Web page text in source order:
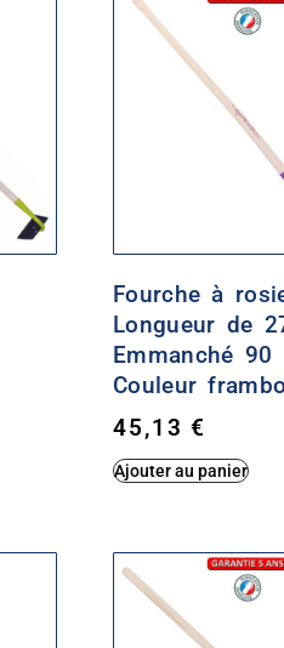
Fourche à
Longueur de
Emmanché 90
Couleur
45,13€
Ajouter au panier